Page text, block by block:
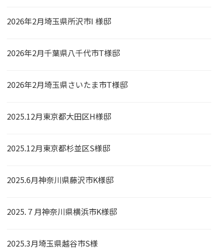
2026年2月埼玉県所沢市I 様邸
2026年2月千葉県八千代市T様邸
2026年2月埼玉県さいたま市T様邸
2025.12月東京都大田区H様邸
2025.12月東京都杉並区S様邸
2025.6月神奈川県藤沢市K様邸
2025.７月神奈川県横浜市K様邸
2025.3月埼玉県越谷市S様